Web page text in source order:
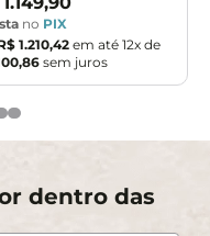
no PIX
1.210,42 em até 12x de
,86 sem juros
dentro das